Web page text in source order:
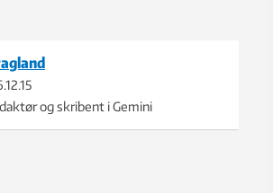
og skribent i Gemini